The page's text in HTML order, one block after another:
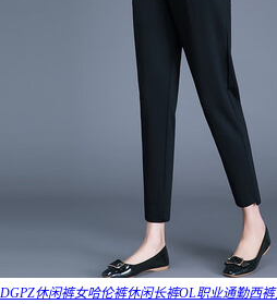
DGPZ休闲裤女哈伦裤休闲长裤OL职业通勤西